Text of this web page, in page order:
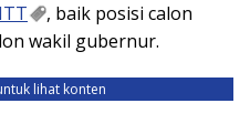
, baik posisi calon
wakil gubernur.
lihat konten